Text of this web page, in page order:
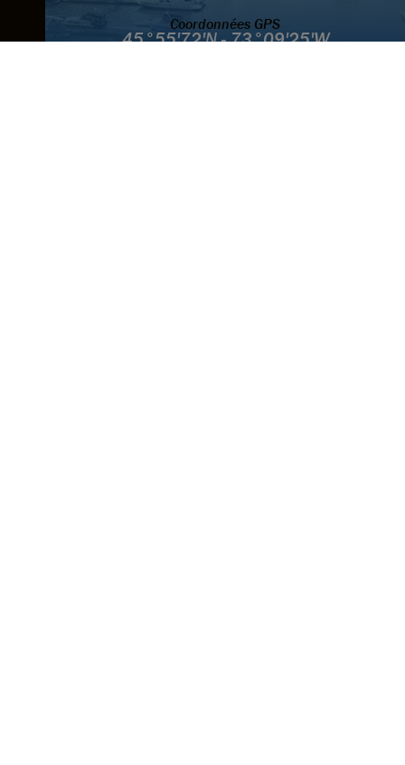
Coordonnées GPS
45°55'72'N - 73°09'25'W